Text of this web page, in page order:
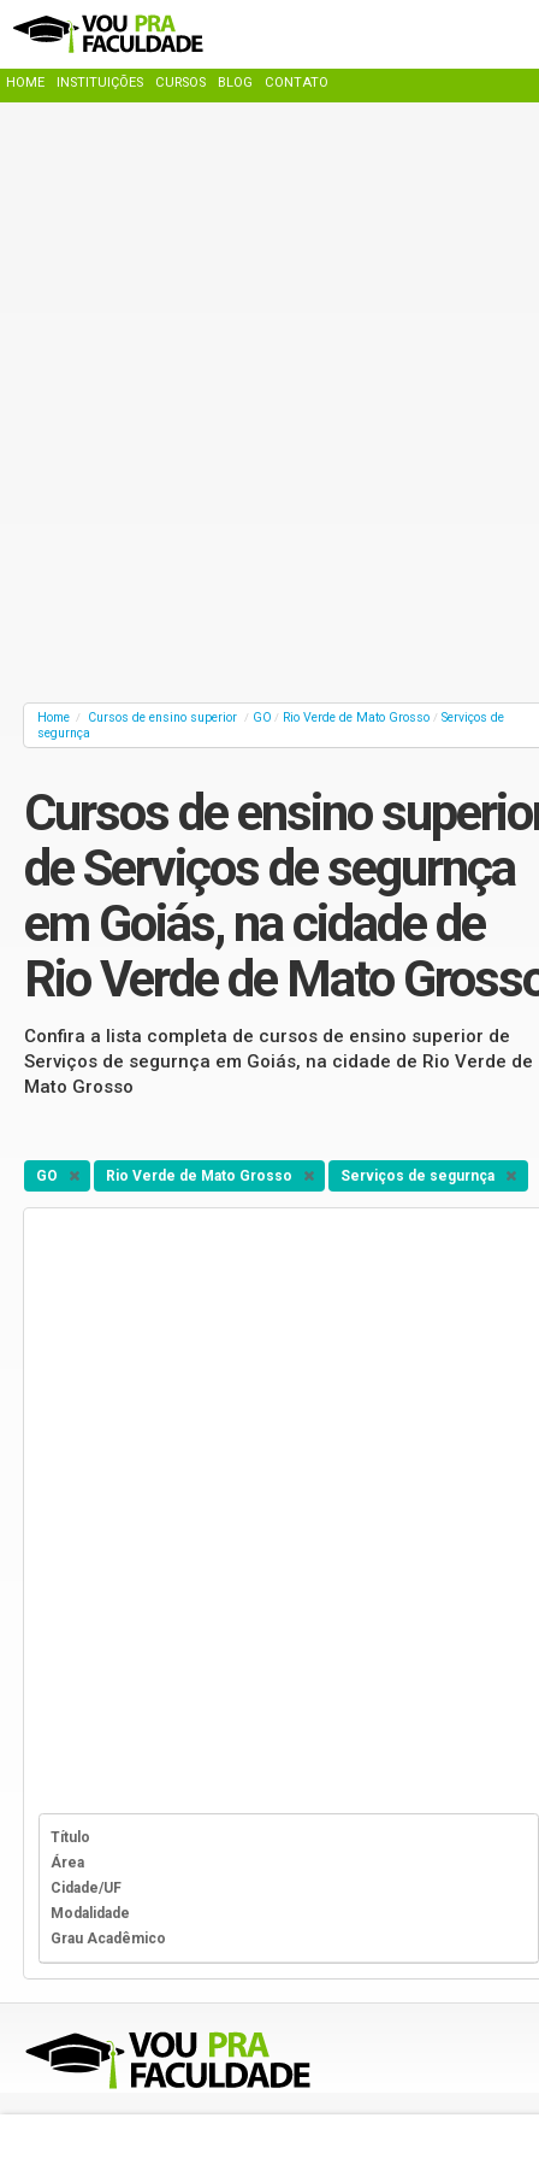
HOME INSTITUIÇÕES CURSOS BLOG CONTATO
Home / Cursos de ensino superior / GO / Rio Verde de Mato Grosso / Serviços de
segurnça
Cursos de ensino
de Serviços de segurnça
em Goiás, na cidade de
Rio Verde de Mato
Confira a lista completa de cursos de ensino superior de
Serviços de segurnça em Goiás, na cidade de Rio Verde de
Mato Grosso
GO Rio Verde de Mato Grosso Serviços de segurnça
Título
Área
Cidade/UF
Modalidade
Grau Acadêmico